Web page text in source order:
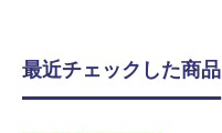
最近チェックした商品